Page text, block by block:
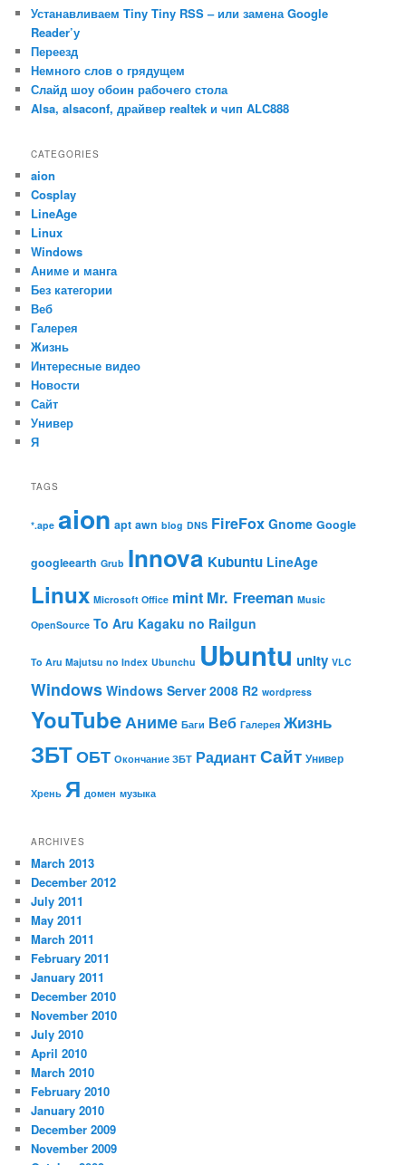
Устанавливаем Tiny Tiny RSS – или замена Google
Reader’у
Переезд
Немного слов о грядущем
Слайд шоу обоин рабочего стола
Alsa, alsaconf, драйвер realtek и чип ALC888
CATEGORIES
aion
Cosplay
LineAge
Linux
Windows
Аниме и манга
Без категории
Веб
Галерея
Жизнь
Интересные видео
Новости
Сайт
Универ
Я
TAGS
*.ape aion apt awn blog DNS FireFox Gnome Google
googleearth Grub Innova Kubuntu LineAge
Linux Microsoft Office mint Mr. Freeman Music
OpenSource To Aru Kagaku no Railgun
To Aru Majutsu no Index Ubunchu Ubuntu unity VLC
Windows Windows Server 2008 R2 wordpress
YouTubeАниме Баги Веб Галерея Жизнь
ЗБТОБТ Окончание ЗБТ РадиантСайт Универ
Хрень Я домен музыка
ARCHIVES
March 2013
December 2012
July 2011
May 2011
March 2011
February 2011
January 2011
December 2010
November 2010
July 2010
April 2010
March 2010
February 2010
January 2010
December 2009
November 2009